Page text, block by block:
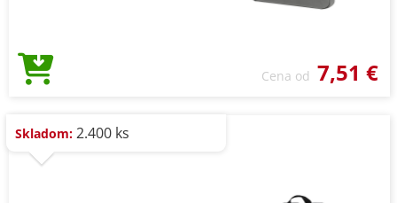
Cena od 7,51 €
Skladom: 2.400 ks